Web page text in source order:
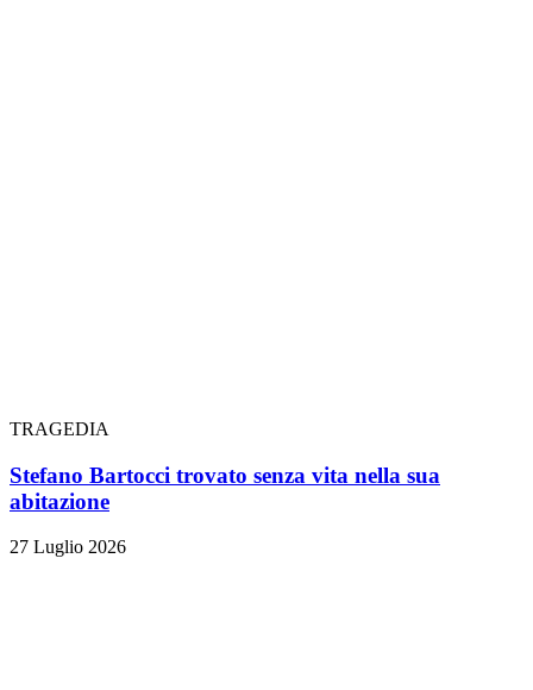
TRAGEDIA
Stefano Bartocci trovato senza vita nella sua
abitazione
27 Luglio 2026